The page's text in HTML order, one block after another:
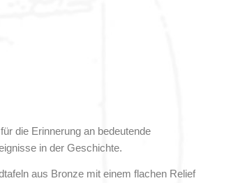
die Erinnerung an bedeutende
in der Geschichte.
aus Bronze mit einem flachen Relief